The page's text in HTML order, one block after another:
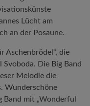
Lücht am
an der Posaune.
Aschenbrödel“, die
Die Big Band
Melodie die
Wunderschöne
Band mit „Wonderful